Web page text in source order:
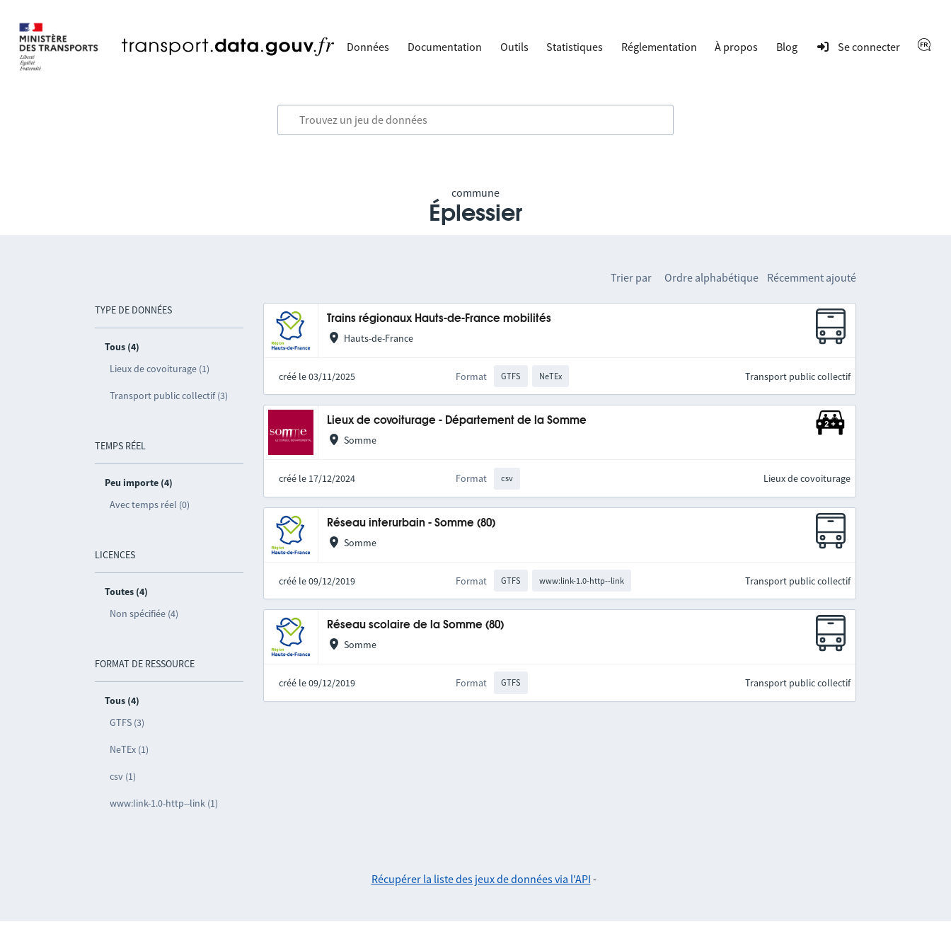
Données Documentation Outils Statistiques Réglementation À propos Blog Se connecter
commune
Éplessier
TYPE DE DONNÉES
Tous (4)
Lieux de covoiturage (1)
Transport public collectif (3)
TEMPS RÉEL
Peu importe (4)
Avec temps réel (0)
LICENCES
Toutes (4)
Non spécifiée (4)
FORMAT DE RESSOURCE
Tous (4)
GTFS (3)
NeTEx (1)
csv (1)
www:link-1.0-http--link (1)
Trier par Ordre alphabétique Récemment ajouté
Trains régionaux Hauts-de-France mobilités
Hauts-de-France
créé le 03/11/2025 Format GTFS NeTEx Transport public collectif
Lieux de covoiturage - Département de la Somme
Somme
créé le 17/12/2024 Format csv Lieux de covoiturage
Réseau interurbain - Somme (80)
Somme
créé le 09/12/2019 Format GTFS www:link-1.0-http--link Transport public collectif
Réseau scolaire de la Somme (80)
Somme
créé le 09/12/2019 Format GTFS Transport public collectif
Récupérer la liste des jeux de données via l'API -